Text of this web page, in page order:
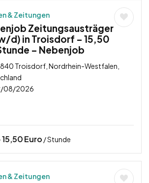
& Zeitungen
Zeitungsausträger
d) in Troisdorf – 15,50
– Nebenjob
Troisdorf, Nordrhein-Westfalen,
08/2026
15,50Euro / Stunde
& Zeitungen